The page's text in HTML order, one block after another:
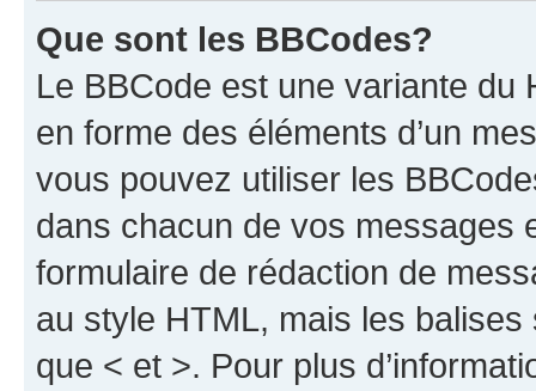
Que sont les BBCodes?
Le BBCode est une variante du
en forme des éléments d’un
vous pouvez utiliser les
dans chacun de vos messages
formulaire de rédaction de
au style HTML, mais les
que < et >. Pour plus